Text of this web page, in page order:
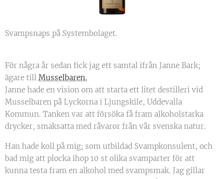
Svampsnaps på Systembolaget.
För några år sedan fick jag ett samtal ifrån Janne Bark;
ägare till Musselbaren.
Janne hade en vision om att starta ett litet destilleri vid
Musselbaren på Lyckorna i Ljungskile, Uddevalla
Kommun. Tanken var att försöka få fram alkoholstarka
drycker, smaksatta med råvaror från vår svenska natur.
Han hade koll på mig; som utbildad Svampkonsulent, och
bad mig att plocka ihop 10 st olika svamparter för att
kunna testa fram en alkohol med svampsmak. Jag gillar